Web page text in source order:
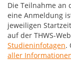
Die Teilnahme an
eine Anmeldung
jeweiligen
auf der THWS-
Studieninfotagen.
aller